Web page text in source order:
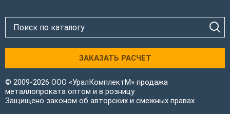
ЗАКАЗАТЬ РАСЧЕТ
© 2009-2026 ООО «УралКомплектМ» продажа
металлопроката оптом и в розницу
Защищено законом об авторских и смежных правах